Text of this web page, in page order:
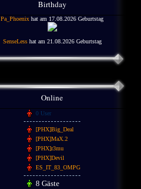
Birthday
Pa_Phoenix hat am 17.08.2026 Geburtstag
SenseLesshat am 21.08.2026 Geburtstag
Online
0 User
[PHX]Big_Deal
[PHX]MaX.2
[PHX]r3mu
[PHX]Devil
ES_IT_83_OMPG
8 Gäste